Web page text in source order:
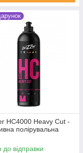
HC4000 Heavy Cut -
полірувальна
до відправки